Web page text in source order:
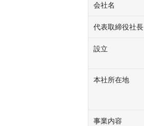
会社名
代表取締役社長
設立
本社所在地
事業内容